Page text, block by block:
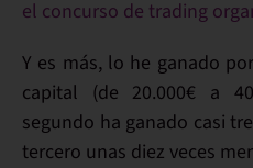
el concurso de trading
Y es más, lo he ganado
capital (de 20.000€ a
segundo ha ganado casi
tercero unas diez veces